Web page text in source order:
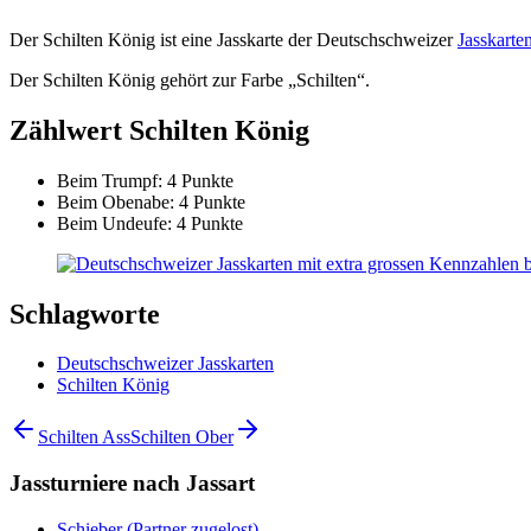
Der Schilten König ist eine Jasskarte der Deutschschweizer
Der Schilten König gehört zur Farbe „Schilten“.
Zählwert Schilten König
Beim Trumpf: 4 Punkte
Beim Obenabe: 4 Punkte
Beim Undeufe: 4 Punkte
Schlagworte
Deutschschweizer Jasskarten
Schilten König
Schilten AssSchilten Ober
Jassturniere nach Jassart